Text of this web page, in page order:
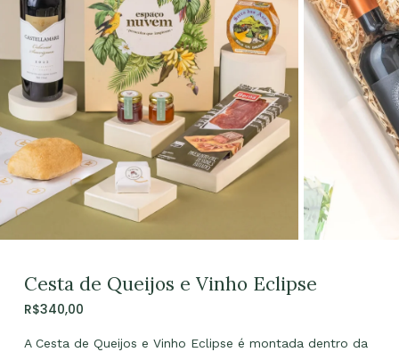
Cesta de Queijos e Vinho Eclipse
R$340,00
A Cesta de Queijos e Vinho Eclipse é montada dentro da